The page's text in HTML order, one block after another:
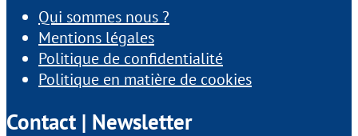
Qui sommes nous ?
Mentions légales
Politique de confidentialité
Politique en matière de cookies
Contact | Newsletter